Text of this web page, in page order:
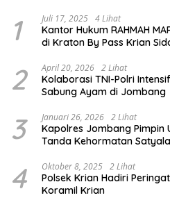
1 Juli 17, 2025 4 Lihat
Kantor Hukum RAHMAH
di Kraton By Pass Krian
2 April 20, 2026 2 Lihat
Kolaborasi TNI-Polri
Sabung Ayam di Jombang
3 Januari 26, 2026 2 Lihat
Kapolres Jombang Pimpin
Tanda Kehormatan
4 Oktober 8, 2025 2 Lihat
Polsek Krian Hadiri
Koramil Krian